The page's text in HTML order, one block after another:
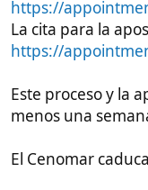
y luego que lo lleve a
pedir cita aquí:
https://
En España mantén
comunicación abierto
casar, y que ella
aceptarán los